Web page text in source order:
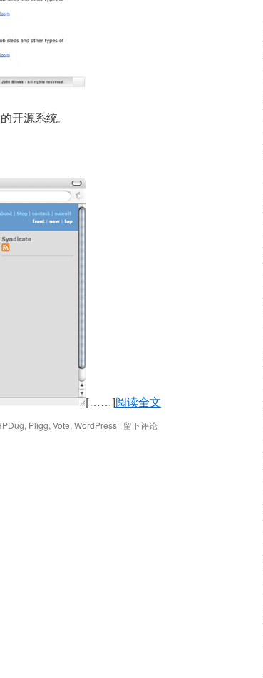
开源系统。
[……]阅读全文
, Pligg, Vote, WordPress | 留下评论